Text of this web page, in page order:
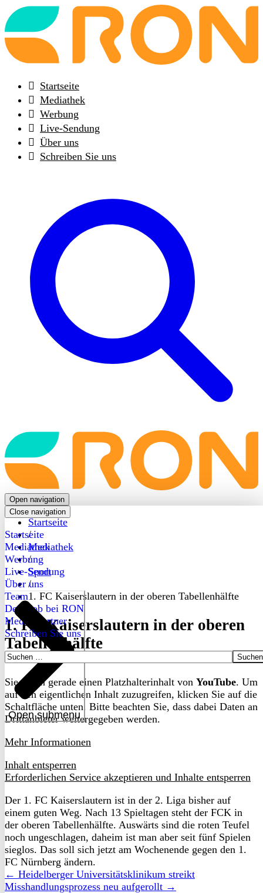
Back
to
frontpage
Startseite
Mediathek
Werbung
Live-Sendung
Über uns
Schreiben Sie uns
Back
to
frontpage
Open navigation
Close navigation
Startseite
Mediathek
Werbung
Live-Sendung
Über uns
Open submenu
Team
Dein Job bei RON
Medienpartner
Schreiben Sie uns
Suchen
Startseite
/
Mediathek
/
Sport
/
1. FC Kaiserslautern in der oberen Tabellenhälfte
1. FC Kaiserslautern in der oberen
Tabellenhälfte
Sie sehen gerade einen Platzhalterinhalt von YouTube. Um
auf den eigentlichen Inhalt zuzugreifen, klicken Sie auf die
Schaltfläche unten. Bitte beachten Sie, dass dabei Daten an
Drittanbieter weitergegeben werden.
Mehr Informationen
Inhalt entsperren
Erforderlichen Service akzeptieren und Inhalte entsperren
Der 1. FC Kaiserslautern ist in der 2. Liga bisher auf
einem guten Weg. Nach 13 Spieltagen steht der FCK in
der oberen Tabellenhälfte. Auswärts sind die roten Teufel
noch ungeschlagen, daheim ist man aber seit fünf Spielen
sieglos. Das soll sich jetzt am Wochenende gegen den 1.
FC Nürnberg ändern.
← Heidelberger Universitätsklinikum streikt
Misshandlungsprozess neu aufgerollt →